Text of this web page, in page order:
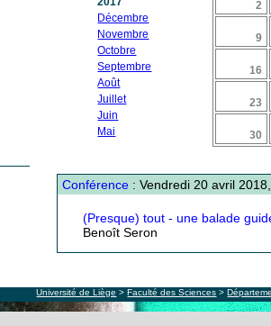
Décembre
Novembre
Octobre
Septembre
Août
Juillet
Juin
Mai
2
9
16
23
30
Conférence : Vendredi 20 avril
(Presque) tout - une balade
Benoît Seron
Université de Liège >Faculté des Sciences >